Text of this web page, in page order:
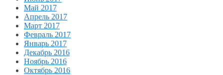
Май 2017
Апрель 2017
Март 2017
Февраль 2017
Январь 2017
Декабрь 2016
Ноябрь 2016
Октябрь 2016